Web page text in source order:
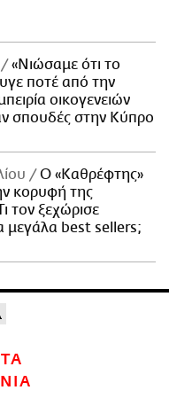
«Νιώσαμε ότι το
ποτέ από την
οικογενειών
σπουδές στην Κύπρο
Ο «Καθρέφτης»
κορυφή της
τον ξεχώρισε
μεγάλα best sellers;